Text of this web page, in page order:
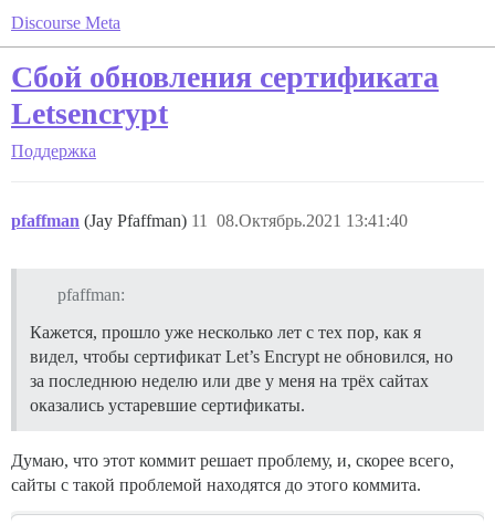
Discourse Meta
Сбой обновления сертификата
Letsencrypt
Поддержка
pfaffman (Jay Pfaffman) 08.Октябрь.2021 13:41:40
11
pfaffman:
Кажется, прошло уже несколько лет с тех пор, как я
видел, чтобы сертификат Let’s Encrypt не обновился, но
за последнюю неделю или две у меня на трёх сайтах
оказались устаревшие сертификаты.
Думаю, что этот коммит решает проблему, и, скорее всего,
сайты с такой проблемой находятся до этого коммита.